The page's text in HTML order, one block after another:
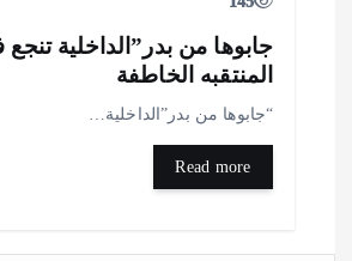
من بدر”الداخلية تنجع في ضبط
الخاطفة
من بدر”الداخلية…